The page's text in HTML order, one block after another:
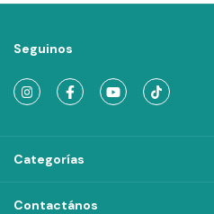
Seguinos
Categorías
Contactános